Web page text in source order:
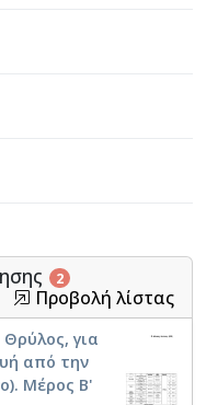
2
Προβολή λίστας
για
από την
Μέρος Β'